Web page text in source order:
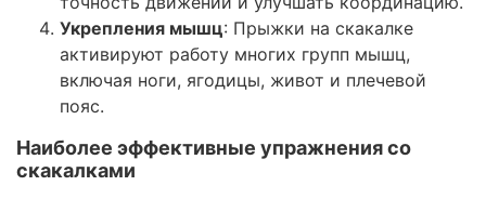
Укрепления мышц: Прыжки на скакалке
активируют работу многих групп мышц,
включая ноги, ягодицы, живот и плечевой
пояс.
Наиболее эффективные упражнения со
скакалками